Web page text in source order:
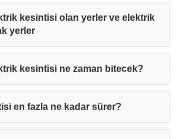
kesintisi olan yerler ve elektrik
yerler
kesintisi ne zaman bitecek?
en fazla ne kadar sürer?